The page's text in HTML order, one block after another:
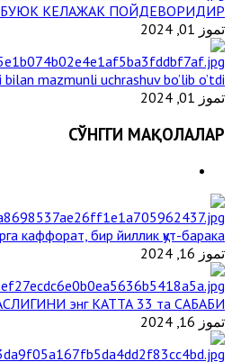
КЕЛАЖАК ПОЙДЕВОРИДИР
تموز 01, 2024
mazmunli uchrashuv bo’lib o’tdi
تموز 01, 2024
СЎНГГИ МАҚОЛАЛАР
каффорат, бир йиллик қут-барака
تموز 16, 2024
энг КАТТА 33 та САБАБИ
تموز 16, 2024